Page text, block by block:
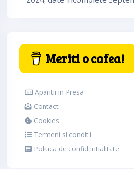
Meriti o cafea!
Aparitii in Presa
Contact
Cookies
Termeni si conditii
Politica de confidentialitate